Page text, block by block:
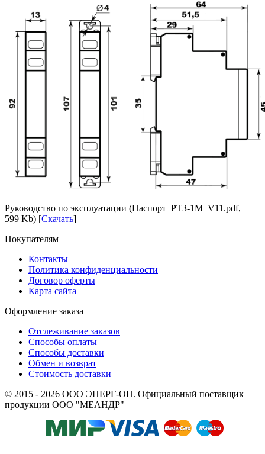
Руководство по эксплуатации (Паспорт_РТЗ-1М_V11.pdf,
599 Kb) [Скачать]
Покупателям
Контакты
Политика конфиденциальности
Договор оферты
Карта сайта
Оформление заказа
Отслеживание заказов
Способы оплаты
Способы доставки
Обмен и возврат
Стоимость доставки
© 2015 - 2026 ООО ЭНЕРГ-ОН. Официальный поставщик
продукции ООО "МЕАНДР"